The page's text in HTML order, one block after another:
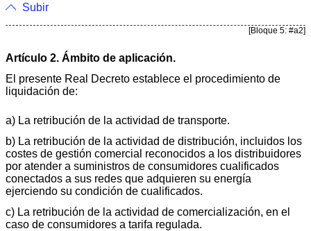
Subir
[Bloque 5: #a2]
Artículo 2. Ámbito de aplicación.
El presente Real Decreto establece el procedimiento de
liquidación de:
a) La retribución de la actividad de transporte.
b) La retribución de la actividad de distribución, incluidos los
costes de gestión comercial reconocidos a los distribuidores
por atender a suministros de consumidores cualificados
conectados a sus redes que adquieren su energía
ejerciendo su condición de cualificados.
c) La retribución de la actividad de comercialización, en el
caso de consumidores a tarifa regulada.